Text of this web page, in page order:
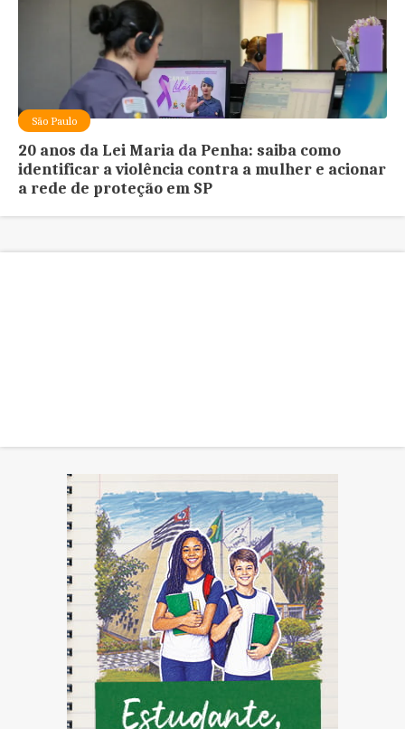
São Paulo
20 anos da Lei Maria da Penha: saiba como
identificar a violência contra a mulher e acionar
a rede de proteção em SP